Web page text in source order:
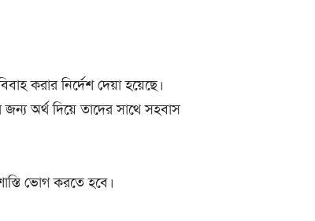
করার নির্দেশ দেয়া হয়েছে।
জন্য অর্থ দিয়ে তাদের সাথে সহবাস
ভোগ করতে হবে।